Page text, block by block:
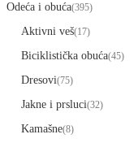
Odeća i obuća(395)
Aktivni veš(17)
Biciklistička obuća(45)
Dresovi(75)
Jakne i prsluci(32)
Kamašne(8)